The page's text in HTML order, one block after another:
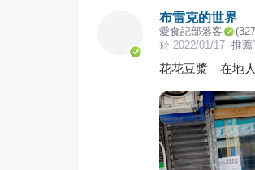
布雷克的世界
愛食記部落客 (
於 2022/01/17 推薦
花花豆漿｜在地